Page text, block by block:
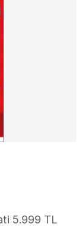
5.999 TL